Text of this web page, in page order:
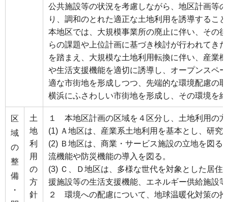
公共施設等の状況を考慮しながら、地区計画等
り、調和のとれた適正な土地利用を誘導するこ
本地区では、大規模事業所の廃止に伴い、その
らの課題や上位計画に基づき検討が行われてき
を踏まえ、大規模な土地利用転換に伴い、産業
や生活支援機能を適切に誘導し、オープンスペ
適な市街地を形成しつつ、先端的な環境配慮の
横浜にふさわしい市街地を形成し、その環境を
区
域
の
整
備
・
土
地
利
用
の
方
針
１ 本地区計画の区域を４区分し、土地利用の
(1) Ａ地区は、産業系土地利用を基本とし、研究
(2) Ｂ地区は、商業・サービス施設の立地を図る
流機能や防災機能の導入を図る。
(3) Ｃ、Ｄ地区は、多様な世代を対象とした居住
援施設等の生活支援機能、エネルギー供給施設
２ 環境への配慮について、地球温暖化対策の